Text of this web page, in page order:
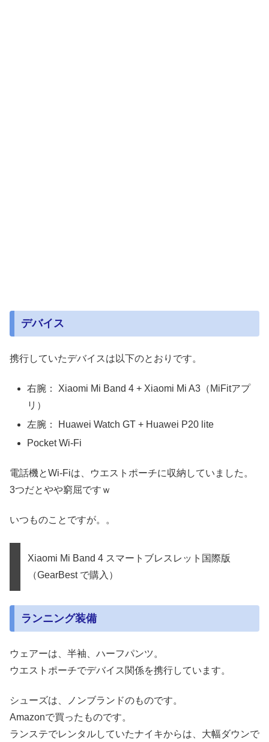
デバイス
携行していたデバイスは以下のとおりです。
右腕： Xiaomi Mi Band 4 + Xiaomi Mi A3（MiFitアプ
リ）
左腕： Huawei Watch GT + Huawei P20 lite
Pocket Wi-Fi
電話機とWi-Fiは、ウエストポーチに収納していました。
3つだとやや窮屈ですｗ
いつものことですが。。
Xiaomi Mi Band 4 スマートブレスレット国際版
（GearBest で購入）
ランニング装備
ウェアーは、半袖、ハーフパンツ。
ウエストポーチでデバイス関係を携行しています。
シューズは、ノンブランドのものです。
Amazonで買ったものです。
ランステでレンタルしていたナイキからは、大幅ダウンで